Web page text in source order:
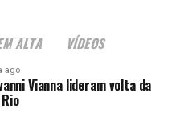
ALTA VÍDEOS
ago
Vianna lideram volta da